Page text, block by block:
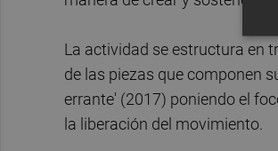
La actividad se estructura en
de las piezas que componen
errante' (2017) poniendo el
la liberación del movimiento.